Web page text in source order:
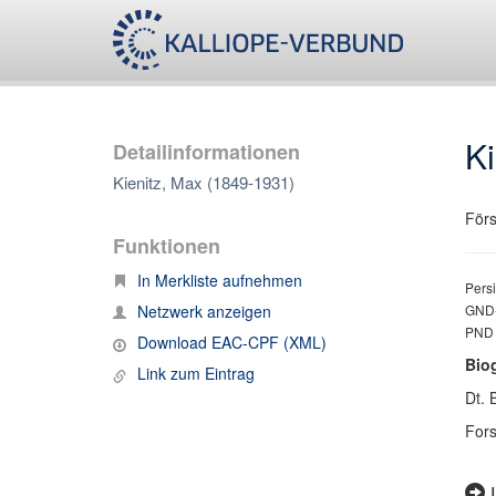
Detailinformationen
Kienitz, Max (1849-1931)
Funktionen
In Merkliste aufnehmen
Netzwerk anzeigen
Download EAC-CPF (XML)
Link zum Eintrag
PND
Dt.